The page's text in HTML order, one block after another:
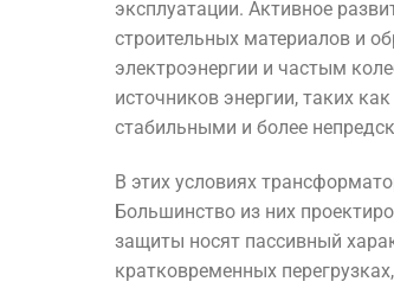
эксплуатации. Активное
строительных материалов и
электроэнергии и частым
источников энергии, таких
стабильными и более
В этих условиях
Большинство из них
защиты носят пассивный
кратковременных